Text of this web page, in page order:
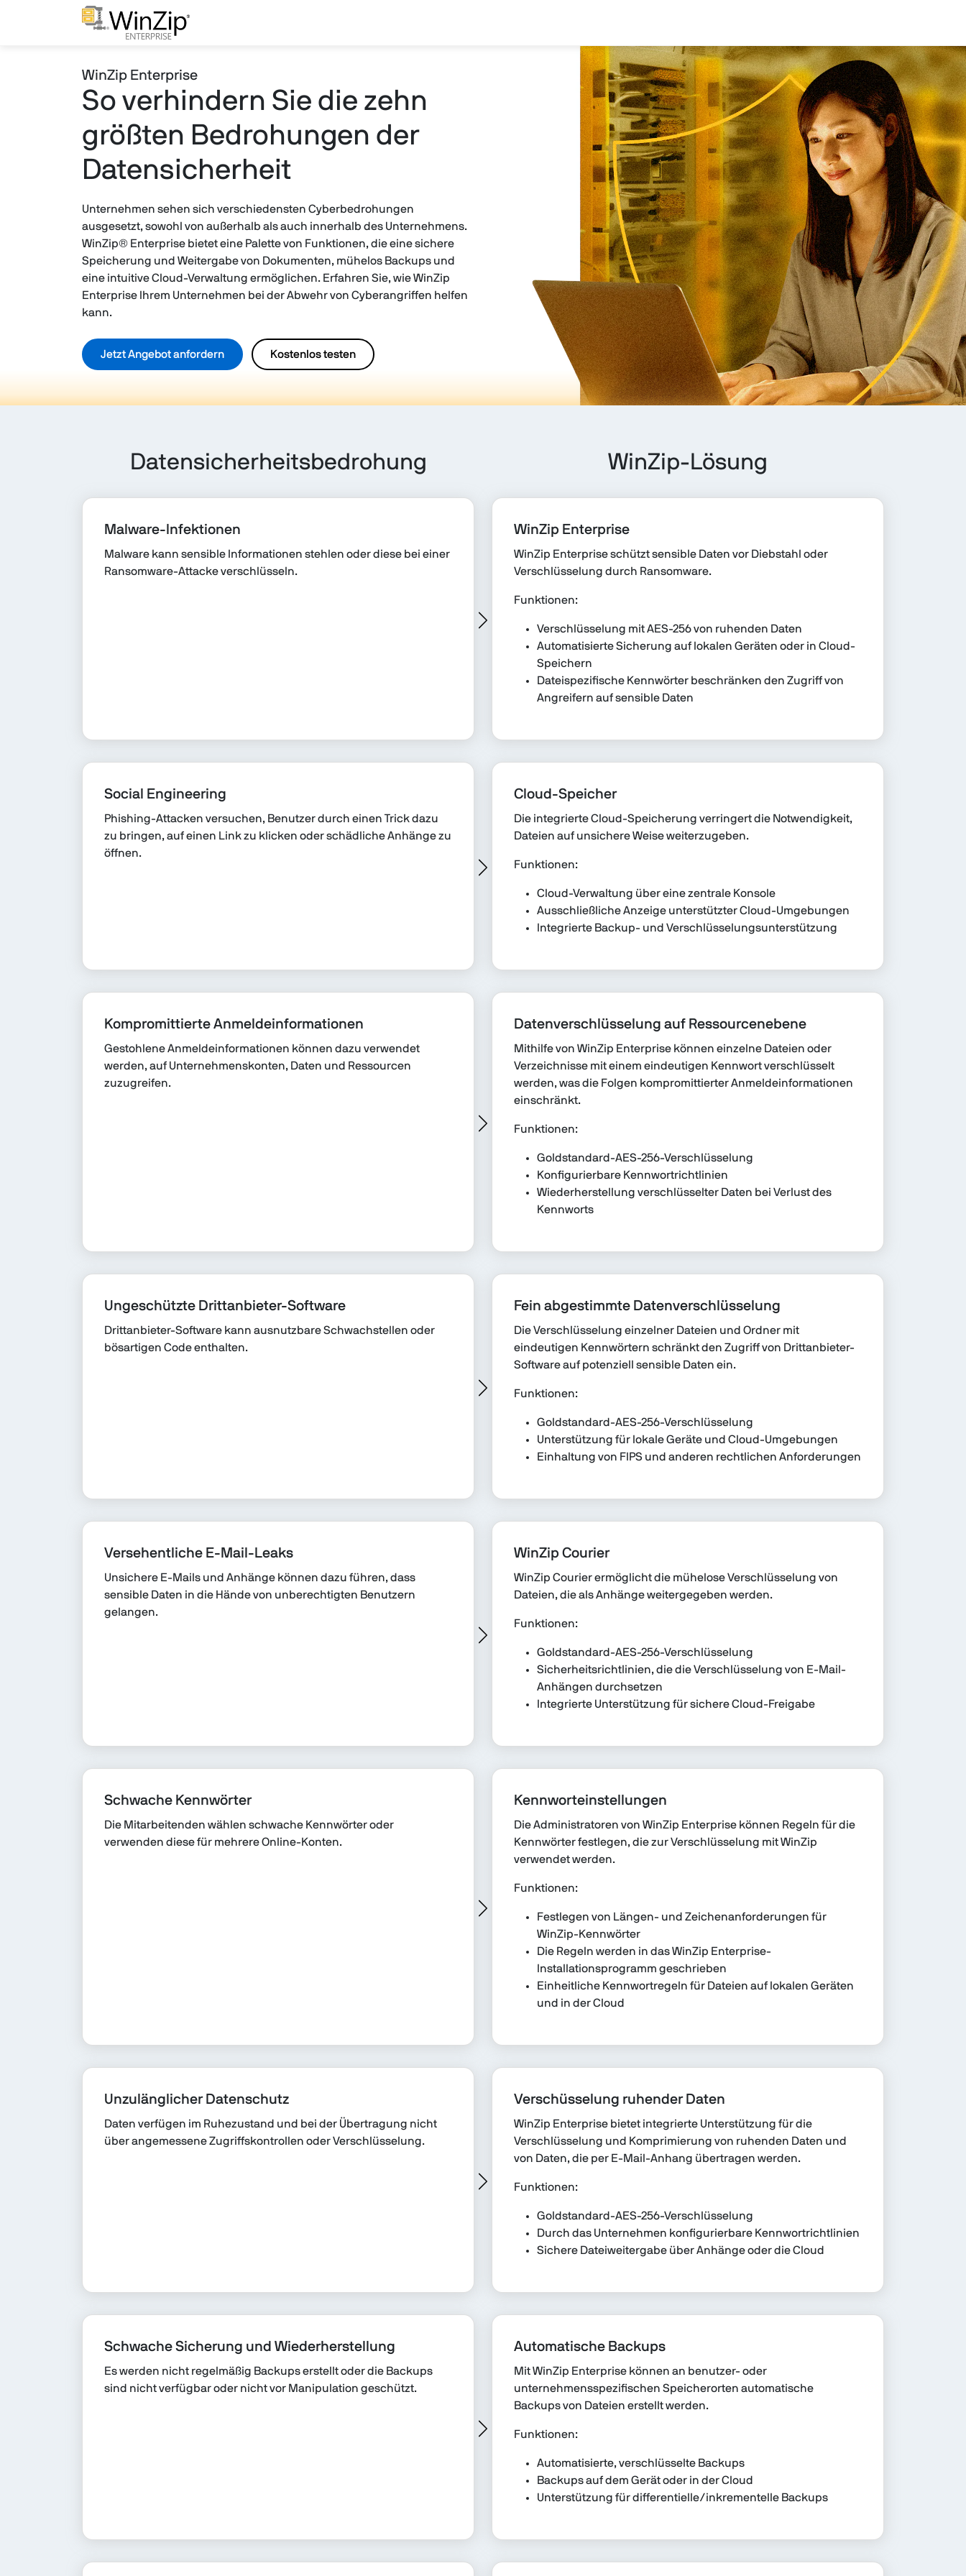
WinZip Enterprise
So verhindern Sie die zehn
größten Bedrohungen der
Datensicherheit
Unternehmen sehen sich verschiedensten Cyberbedrohungen
ausgesetzt, sowohl von außerhalb als auch innerhalb des Unternehmens.
WinZip® Enterprise bietet eine Palette von Funktionen, die eine sichere
Speicherung und Weitergabe von Dokumenten, mühelos Backups und
eine intuitive Cloud-Verwaltung ermöglichen. Erfahren Sie, wie WinZip
Enterprise Ihrem Unternehmen bei der Abwehr von Cyberangriffen helfen
kann.
Jetzt Angebot anfordern Kostenlos testen
Datensicherheitsbedrohung WinZip-Lösung
Malware-Infektionen
Malware kann sensible Informationen stehlen oder diese bei einer
Ransomware-Attacke verschlüsseln.
WinZip Enterprise
WinZip Enterprise schützt sensible Daten vor Diebstahl oder
Verschlüsselung durch Ransomware.
Funktionen:
Verschlüsselung mit AES-256 von ruhenden Daten
Automatisierte Sicherung auf lokalen Geräten oder in Cloud-
Speichern
Dateispezifische Kennwörter beschränken den Zugriff von
Angreifern auf sensible Daten
Social Engineering
Phishing-Attacken versuchen, Benutzer durch einen Trick dazu
zu bringen, auf einen Link zu klicken oder schädliche Anhänge zu
öffnen.
Cloud-Speicher
Die integrierte Cloud-Speicherung verringert die Notwendigkeit,
Dateien auf unsichere Weise weiterzugeben.
Funktionen:
Cloud-Verwaltung über eine zentrale Konsole
Ausschließliche Anzeige unterstützter Cloud-Umgebungen
Integrierte Backup- und Verschlüsselungsunterstützung
Kompromittierte Anmeldeinformationen
Gestohlene Anmeldeinformationen können dazu verwendet
werden, auf Unternehmenskonten, Daten und Ressourcen
zuzugreifen.
Datenverschlüsselung auf Ressourcenebene
Mithilfe von WinZip Enterprise können einzelne Dateien oder
Verzeichnisse mit einem eindeutigen Kennwort verschlüsselt
werden, was die Folgen kompromittierter Anmeldeinformationen
einschränkt.
Funktionen:
Goldstandard-AES-256-Verschlüsselung
Konfigurierbare Kennwortrichtlinien
Wiederherstellung verschlüsselter Daten bei Verlust des
Kennworts
Ungeschützte Drittanbieter-Software
Drittanbieter-Software kann ausnutzbare Schwachstellen oder
bösartigen Code enthalten.
Fein abgestimmte Datenverschlüsselung
Die Verschlüsselung einzelner Dateien und Ordner mit
eindeutigen Kennwörtern schränkt den Zugriff von Drittanbieter-
Software auf potenziell sensible Daten ein.
Funktionen:
Goldstandard-AES-256-Verschlüsselung
Unterstützung für lokale Geräte und Cloud-Umgebungen
Einhaltung von FIPS und anderen rechtlichen Anforderungen
Versehentliche E-Mail-Leaks
Unsichere E-Mails und Anhänge können dazu führen, dass
sensible Daten in die Hände von unberechtigten Benutzern
gelangen.
WinZip Courier
WinZip Courier ermöglicht die mühelose Verschlüsselung von
Dateien, die als Anhänge weitergegeben werden.
Funktionen:
Goldstandard-AES-256-Verschlüsselung
Sicherheitsrichtlinien, die die Verschlüsselung von E-Mail-
Anhängen durchsetzen
Integrierte Unterstützung für sichere Cloud-Freigabe
Schwache Kennwörter
Die Mitarbeitenden wählen schwache Kennwörter oder
verwenden diese für mehrere Online-Konten.
Kennworteinstellungen
Die Administratoren von WinZip Enterprise können Regeln für die
Kennwörter festlegen, die zur Verschlüsselung mit WinZip
verwendet werden.
Funktionen:
Festlegen von Längen- und Zeichenanforderungen für
WinZip-Kennwörter
Die Regeln werden in das WinZip Enterprise-
Installationsprogramm geschrieben
Einheitliche Kennwortregeln für Dateien auf lokalen Geräten
und in der Cloud
Unzulänglicher Datenschutz
Daten verfügen im Ruhezustand und bei der Übertragung nicht
über angemessene Zugriffskontrollen oder Verschlüsselung.
Verschüsselung ruhender Daten
WinZip Enterprise bietet integrierte Unterstützung für die
Verschlüsselung und Komprimierung von ruhenden Daten und
von Daten, die per E-Mail-Anhang übertragen werden.
Funktionen:
Goldstandard-AES-256-Verschlüsselung
Durch das Unternehmen konfigurierbare Kennwortrichtlinien
Sichere Dateiweitergabe über Anhänge oder die Cloud
Schwache Sicherung und Wiederherstellung
Es werden nicht regelmäßig Backups erstellt oder die Backups
sind nicht verfügbar oder nicht vor Manipulation geschützt.
Automatische Backups
Mit WinZip Enterprise können an benutzer- oder
unternehmensspezifischen Speicherorten automatische
Backups von Dateien erstellt werden.
Funktionen:
Automatisierte, verschlüsselte Backups
Backups auf dem Gerät oder in der Cloud
Unterstützung für differentielle/inkrementelle Backups